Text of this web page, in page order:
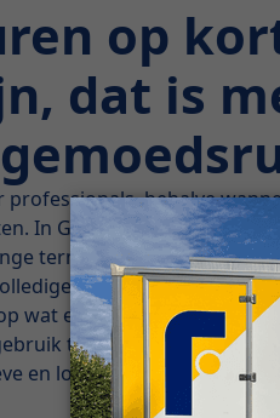
op
dat is
professionals, behalve
In Gistel kan het huren van
termijn een flexibele
controle over uw
wat echt belangrijk is. Om
te maken van onze
en logistieke aspecten uit